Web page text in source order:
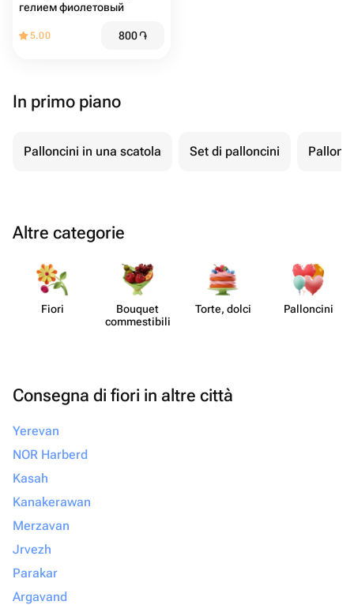
гелием фиолетовый
5.00 800֏
In primo piano
Palloncini in una scatola Set di palloncini
Altre categorie
Fiori
Bouquet
commes​tibili
Torte, dolci Pall​oncini
Consegna di fiori in altre città
Yerevan
NOR Harberd
Kasah
Kanakerawan
Merzavan
Jrvezh
Parakar
Argavand